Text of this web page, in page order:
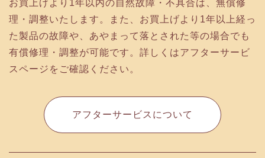
お買上げより1年以内の自然故障・不具合は、無償修
理・調整いたします。また、お買上げより1年以上経っ
た製品の故障や、あやまって落とされた等の場合でも
有償修理・調整が可能です。詳しくはアフターサービ
スページをご確認ください。
アフターサービスについて